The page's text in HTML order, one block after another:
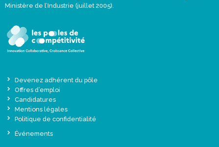
Ministère de l’Industrie (juillet 2005).
Devenez adhérent du pôle
Offres d’emploi
Candidatures
Mentions légales
Politique de confidentialité
Événements